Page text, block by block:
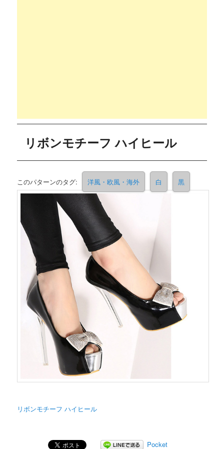
リボンモチーフ ハイヒール
このパターンのタグ: 洋風・欧風・海外 白 黒
リボンモチーフ ハイヒール
Pocket